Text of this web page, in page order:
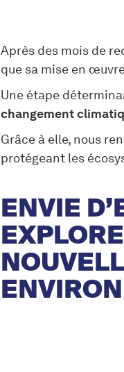
Après des mois de
que sa mise en
Une étape
changement
Grâce à elle, nous
protégeant les
ENVIE